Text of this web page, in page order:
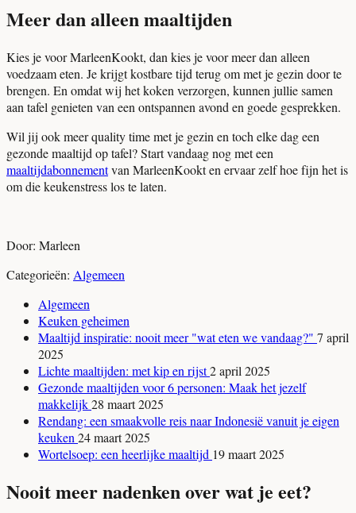
Meer dan alleen maaltijden
Kies je voor MarleenKookt, dan kies je voor meer dan alleen
voedzaam eten. Je krijgt kostbare tijd terug om met je gezin door te
brengen. En omdat wij het koken verzorgen, kunnen jullie samen
aan tafel genieten van een ontspannen avond en goede gesprekken.
Wil jij ook meer quality time met je gezin en toch elke dag een
gezonde maaltijd op tafel? Start vandaag nog met een
maaltijdabonnementvan MarleenKookt en ervaar zelf hoe fijn het is
om die keukenstress los te laten.
Door: Marleen
Categorieën: Algemeen
Algemeen
Keuken geheimen
Maaltijd inspiratie: nooit meer "wat eten we vandaag?" 7 april
2025
Lichte maaltijden: met kip en rijst2 april 2025
Gezonde maaltijden voor 6 personen: Maak het jezelf
makkelijk28 maart 2025
Rendang: een smaakvolle reis naar Indonesië vanuit je eigen
keuken 24 maart 2025
Wortelsoep: een heerlijke maaltijd 19 maart 2025
Nooit meer nadenken over wat je eet?